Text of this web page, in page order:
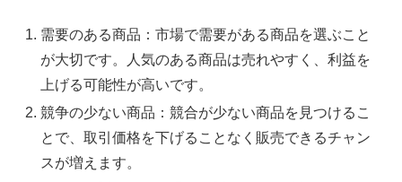
需要のある商品：市場で需要がある商品を選ぶこと
が大切です。人気のある商品は売れやすく、利益を
上げる可能性が高いです。
競争の少ない商品：競合が少ない商品を見つけるこ
とで、取引価格を下げることなく販売できるチャン
スが増えます。